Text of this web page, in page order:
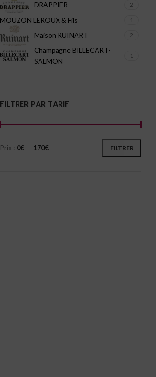
DRAPPIER 2
MOUZON LEROUX & Fils 1
Maison RUINART 2
Champagne BILLECART-
SALMON
1
FILTRER PAR TARIF
FILTRER
Prix : 0€ — 170€